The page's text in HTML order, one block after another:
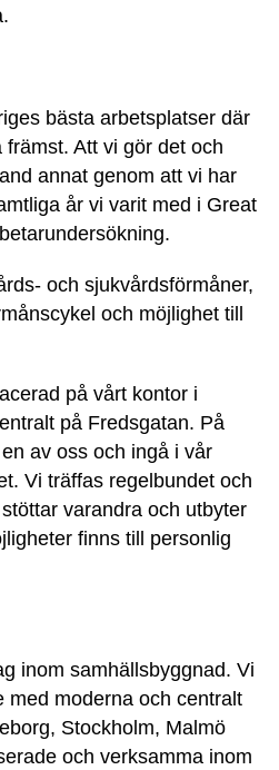
bästa arbetsplatser där
Att vi gör det och
annat genom att vi har
år vi varit med i Great
och sjukvårdsförmåner,
och möjlighet till
på vårt kontor i
på Fredsgatan. På
av oss och ingå i vår
Vi träffas regelbundet och
varandra och utbyter
finns till personlig
inom samhällsbyggnad. Vi
med moderna och centralt
Stockholm, Malmö
och verksamma inom